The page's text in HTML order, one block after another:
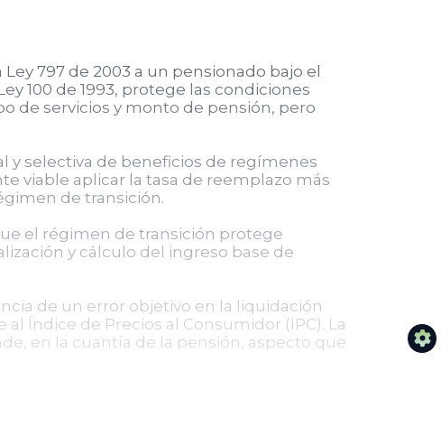
797 de 2003 a un pensionado bajo el
100 de 1993, protege las condiciones
de servicios y monto de pensión, pero
y selectiva de beneficios de regímenes
viable aplicar la tasa de reemplazo más
de transición.
el régimen de transición protege
y cálculo del ingreso base de
de un error objetivo en la liquidación
Índice de Precios al Consumidor (IPC). La
en la cuantía de la pensión, aspecto que